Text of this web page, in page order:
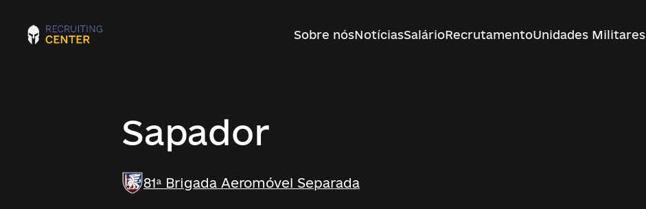
Sobre nósNotíciasSalárioRecrutamentoUnidades Militares
Sapador
81ª Brigada Aeromóvel Separada